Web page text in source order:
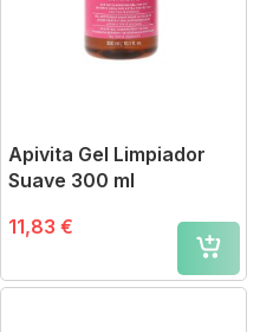
Apivita Gel Limpiador
Suave 300 ml
11,83 €